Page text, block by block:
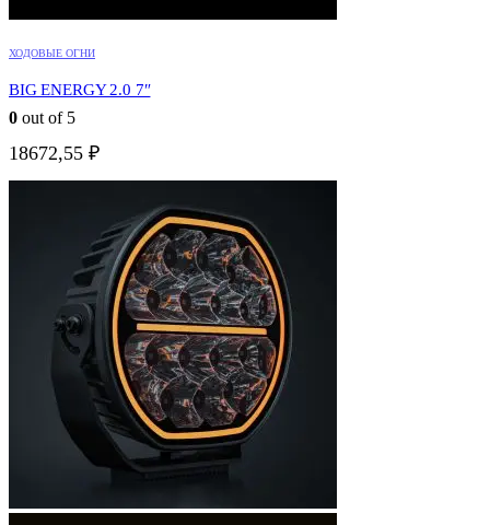
ХОДОВЫЕ ОГНИ
BIG ENERGY 2.0 7″
0 out of 5
18672,55 ₽